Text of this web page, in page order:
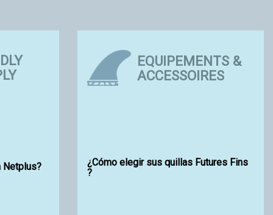
Shapers FastCut 10 Blade, SHAPERS
CONSEJOS Y
TÉCNICAS
SR Surf Clear EVO 2 de
TÉCNICAS
¿ Cómo eligir tu foam ?